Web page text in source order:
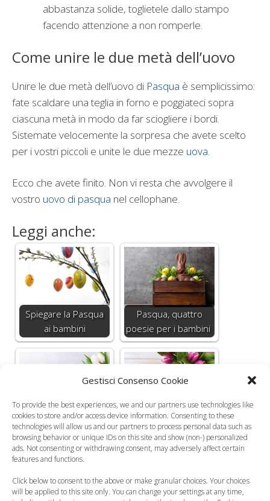
Gestisci Consenso Cookie
To provide the best experiences, we and our partners use technologies like
cookies to store and/or access device information. Consenting to these
technologies will allow us and our partners to process personal data such as
browsing behavior or unique IDs on this site and show (non-) personalized
ads. Not consenting or withdrawing consent, may adversely affect certain
features and functions.
Click below to consent to the above or make granular choices. Your choices
will be applied to this site only. You can change your settings at any time,
abbastanza solide, toglietele dallo stampo
facendo attenzione a non romperle.
Come unire le due metà dell’uovo
Unire le due metà dell’uovo di Pasqua è semplicissimo:
fate scaldare una teglia in forno e poggiateci sopra
ciascuna metà in modo da far sciogliere i bordi.
Sistemate velocemente la sorpresa che avete scelto
per i vostri piccoli e unite le due mezze uova
Ecco che avete finito. Non vi resta che avvolgere il
vostro uovo di pasqua nel cellophane.
Leggi anche:
Spiegare la Pasqua
ai bambini
Pasqua, quattro
poesie per i bambini
Lavoretti di Pasqua,
tre proposte facili
per i bambini
Lavoretti di Pasqua
per bambini, le uova
decorate